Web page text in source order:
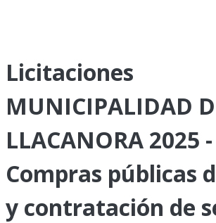
Licitaciones
MUNICIPALIDAD
LLACANORA 2025 -
Compras públicas
y contratación de